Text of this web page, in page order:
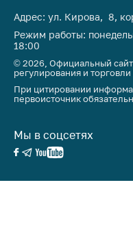
Обучение по
вопросам
конкурентной
политики
Адрес: ул. Кирова, 8,
Режим работы:
18:00
© 2026, Официальный
регулирования и
При цитировании
первоисточник
Мы в соцсетях